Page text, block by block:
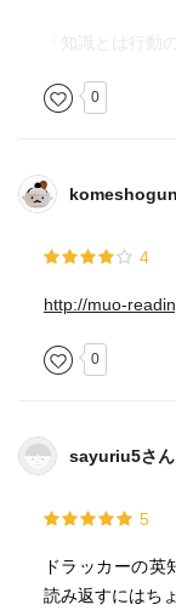
１１１ 事業の
ーの条件）
第一 事業環境
第三 自らの強
１１３ 事業上
第二の大罪、高
第四の大罪、
第五の大罪、問
１１５ 成長は
いるとき、成長
「生産性の低下
１１６ 成長を
第一、成長は
光らせる
「知識とは行動
0
4
http://muo-
0
sayuriu5さん
5
ドラッカーの英
読み返すにはち